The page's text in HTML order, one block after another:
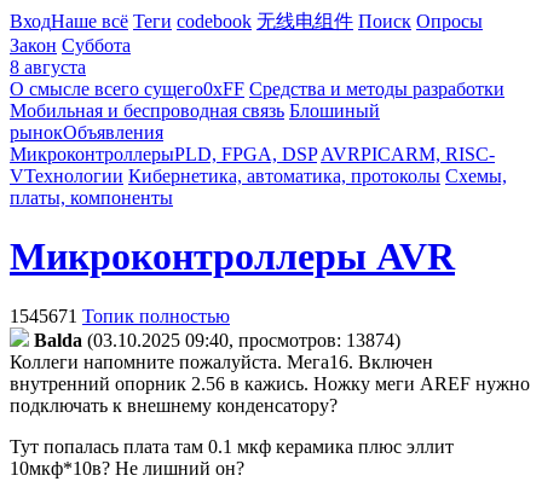
ВходНаше всё Теги codebook 无线电组件 Поиск Опросы
Закон Суббота
8 августа
О смысле всего сущего0xFF Средства и методы разработки
Мобильная и беспроводная связь Блошиный
рынокОбъявления
МикроконтроллерыPLD, FPGA, DSP AVRPICARM, RISC-
VТехнологии Кибернетика, автоматика, протоколы Схемы,
платы, компоненты
Микроконтроллеры AVR
1545671 Топик полностью
Balda (03.10.2025 09:40, просмотров: 13874)
Коллеги напомните пожалуйста. Мега16. Включен
внутренний опорник 2.56 в кажись. Ножку меги AREF нужно
подключать к внешнему конденсатору?
Тут попалась плата там 0.1 мкф керамика плюс эллит
10мкф*10в? Не лишний он?